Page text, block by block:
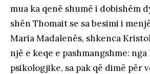
mua ka qenë shumë i dobishëm
shën Thomait se sa besimi i
Maria Madalenës, shkenca
një e keqe e pashmangshme:
psikologjike, sa pak që dimë për